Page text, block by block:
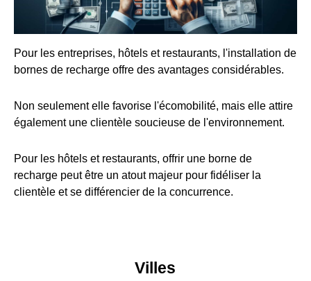
Pour les entreprises, hôtels et restaurants, l'installation de
bornes de recharge offre des avantages considérables.
Non seulement elle favorise l'écomobilité, mais elle attire
également une clientèle soucieuse de l'environnement.
Pour les hôtels et restaurants, offrir une borne de
recharge peut être un atout majeur pour fidéliser la
clientèle et se différencier de la concurrence.
Villes